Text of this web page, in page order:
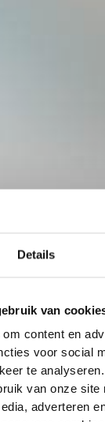
Details
van
content en
voor social
te
van onze site
adverteren